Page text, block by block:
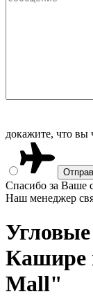
докажите, что вы
Спасибо за Ваше
Наш менеджер
Кашире
Mall"